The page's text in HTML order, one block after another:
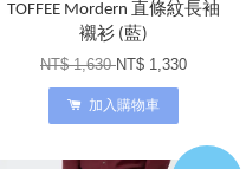
TOFFEE Mordern 直條紋長袖
襯衫 (藍)
NT$ 1,630NT$ 1,330
加入購物車